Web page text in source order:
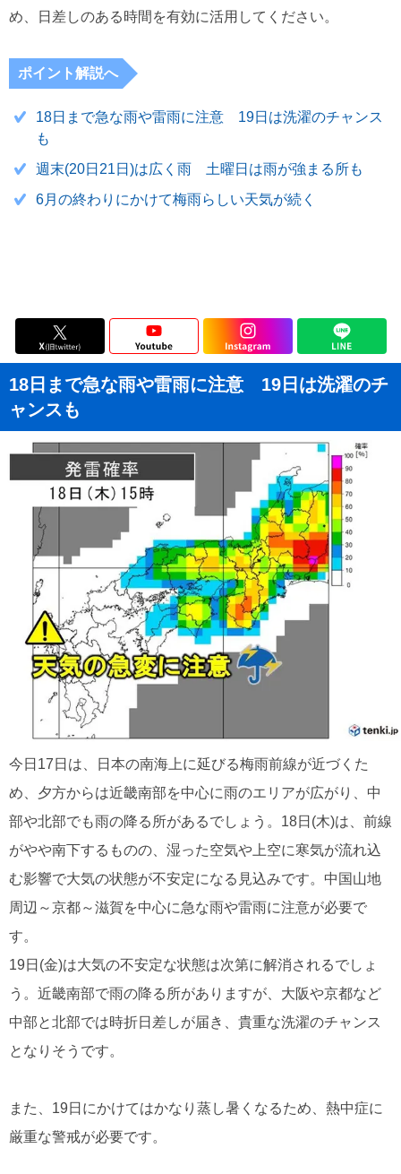
め、日差しのある時間を有効に活用してください。
ポイント解説へ
18日まで急な雨や雷雨に注意 19日は洗濯のチャンス
も
週末(20日21日)は広く雨 土曜日は雨が強まる所も
6月の終わりにかけて梅雨らしい天気が続く
18日まで急な雨や雷雨に注意 19日は洗濯のチ
ャンスも
今日17日は、日本の南海上に延びる梅雨前線が近づくた
め、夕方からは近畿南部を中心に雨のエリアが広がり、中
部や北部でも雨の降る所があるでしょう。18日(木)は、前線
がやや南下するものの、湿った空気や上空に寒気が流れ込
む影響で大気の状態が不安定になる見込みです。中国山地
周辺～京都～滋賀を中心に急な雨や雷雨に注意が必要で
す。
19日(金)は大気の不安定な状態は次第に解消されるでしょ
う。近畿南部で雨の降る所がありますが、大阪や京都など
中部と北部では時折日差しが届き、貴重な洗濯のチャンス
となりそうです。
また、19日にかけてはかなり蒸し暑くなるため、熱中症に
厳重な警戒が必要です。